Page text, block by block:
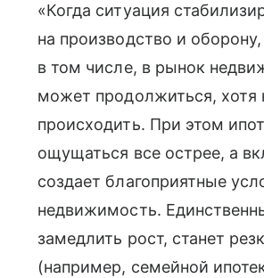
«Когда ситуация
на производство и
в том числе, в рынок
может продолжиться, хотя
происходить. При этом
ощущаться все острее, а
создает благоприятные
недвижимость.
замедлить рост, станет
(например, семейной